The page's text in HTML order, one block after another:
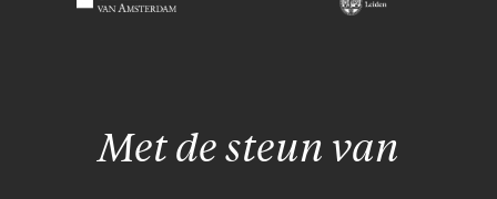
Met de steun van